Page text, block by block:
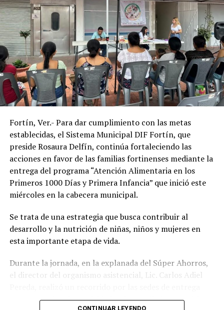
Fortín, Ver.- Para dar cumplimiento con las metas
establecidas, el Sistema Municipal DIF Fortín, que
preside Rosaura Delfín, continúa fortaleciendo las
acciones en favor de las familias fortinenses mediante la
entrega del programa “Atención Alimentaria en los
Primeros 1000 Días y Primera Infancia” que inició este
miércoles en la cabecera municipal.
Se trata de una estrategia que busca contribuir al
desarrollo y la nutrición de niñas, niños y mujeres en
esta importante etapa de vida.
Durante la jornada, en la explanada del Súper Ahorros,
el director del organismo asistencial, Lic. Carlos Adiel
para supervisar las actividades desarrolladas por el área
CONTINUAR LEYENDO